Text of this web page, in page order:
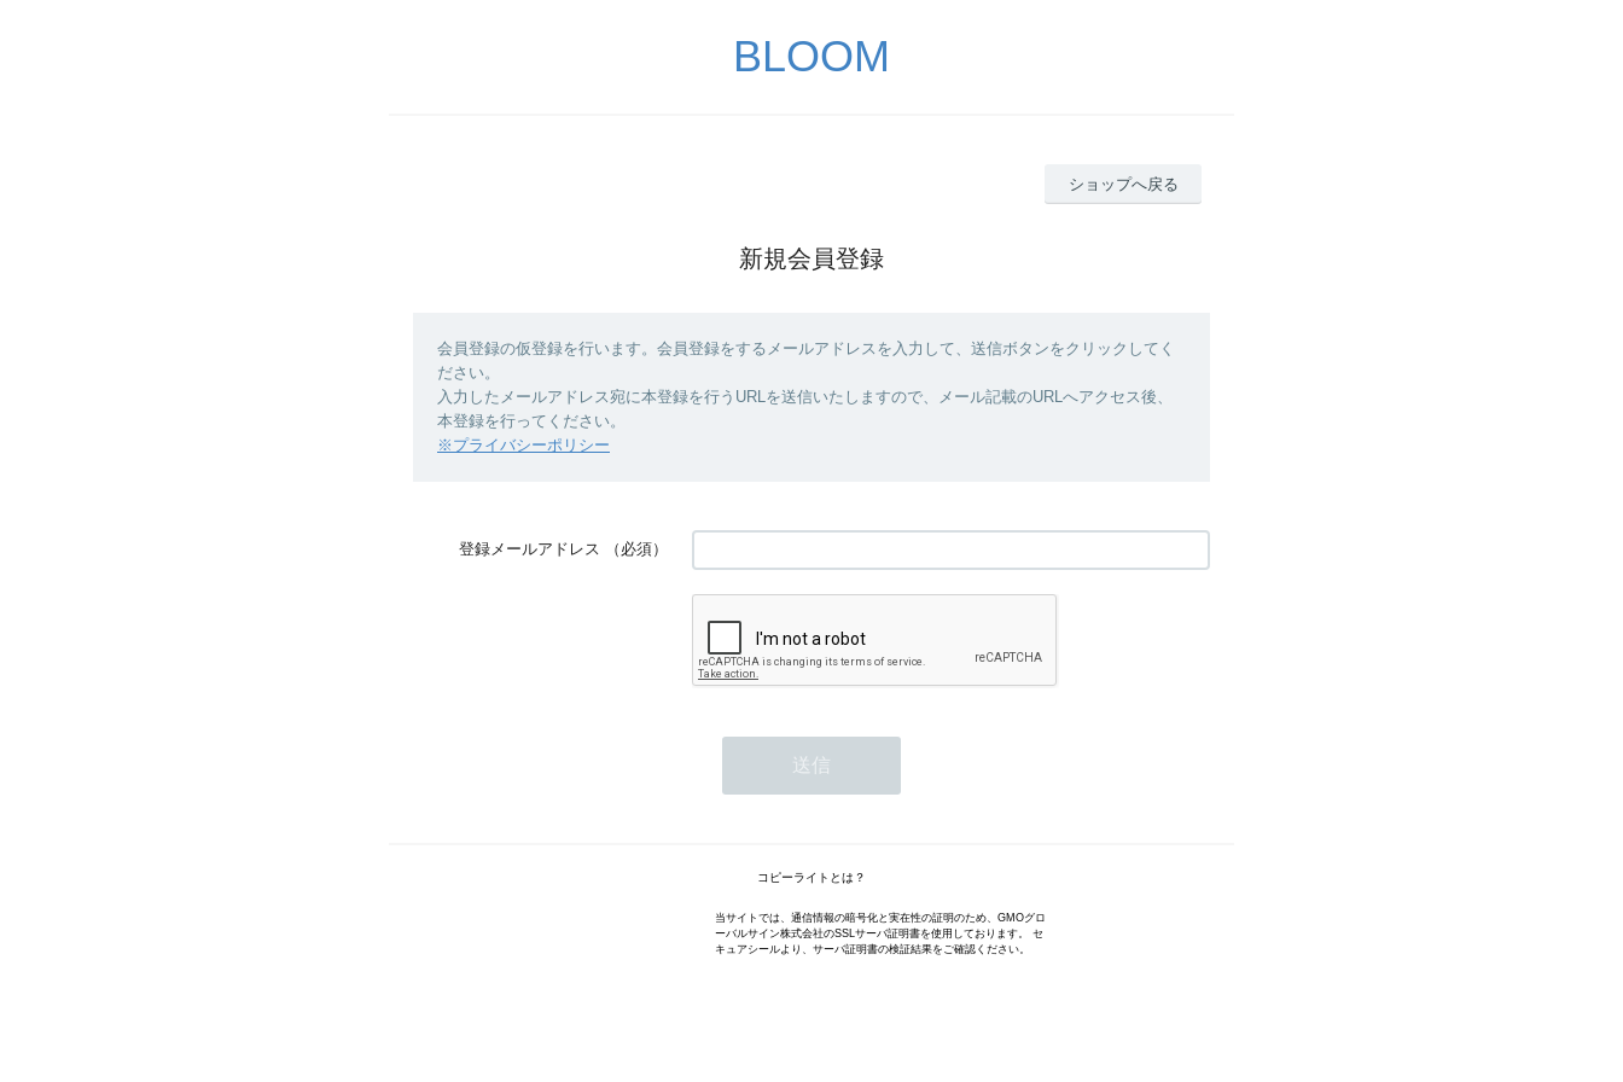
BLOOM
ショップへ戻る
新規会員登録
会員登録の仮登録を行います。会員登録をするメールアドレスを入力して、送信ボタンをクリックしてく
ださい。
入力したメールアドレス宛に本登録を行うURLを送信いたしますので、メール記載のURLへアクセス後、
本登録を行ってください。
※プライバシーポリシー
登録メールアドレス （必須）
コピーライトとは？
当サイトでは、通信情報の暗号化と実在性の証明のため、GMOグロ
ーバルサイン株式会社のSSLサーバ証明書を使用しております。 セ
キュアシールより、サーバ証明書の検証結果をご確認ください。